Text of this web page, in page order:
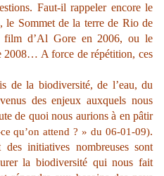
Faut-il rappeler encore le
le Sommet de la terre de Rio de
film d’Al Gore en 2006, ou le
2008… A force de répétition, ces
de la biodiversité, de l’eau, du
des enjeux auxquels nous
de quoi nous aurions à en pâtir
qu’on attend ? » du 06-01-09).
initiatives nombreuses sont
la biodiversité qui nous fait